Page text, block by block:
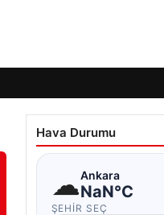
Hava Durumu
☁Ankara
NaN°C
ŞEHIR SEÇ